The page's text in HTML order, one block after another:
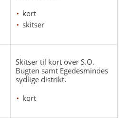
kort
skitser
Skitser til kort over S.O.
Bugten samt Egedesmindes
sydlige distrikt.
kort